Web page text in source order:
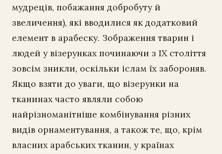
мудреців, побажання добробуту й
звеличення), які вводилися як додатковий
елемент в арабеску. Зображення тварин і
людей у візерунках починаючи з IX століття
зовсім зникли, оскільки іслам їх забороняв.
Якщо взяти до уваги, що візерунки на
тканинах часто являли собою
найрізноманітніше комбінування різних
видів орнаментування, а також те, що, крім
власних арабських тканин, у країнах